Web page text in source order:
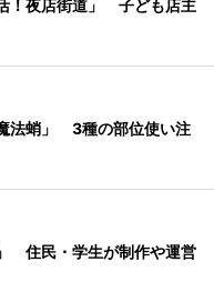
！夜店街道」 子ども店主
法蛸」 3種の部位使い注
住民・学生が制作や運営